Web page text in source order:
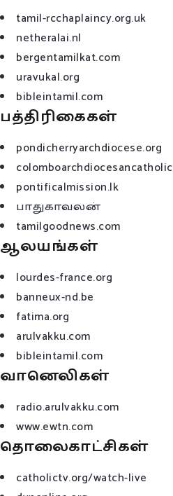
tamil-rcchaplaincy.org.uk
netheralai.nl
bergentamilkat.com
uravukal.org
bibleintamil.com
பத்திரிகைகள்
pondicherryarchdiocese.org
pontificalmission.lk
பாதுகாவலன்
tamilgoodnews.com
ஆலயங்கள்
lourdes-france.org
banneux-nd.be
fatima.org
arulvakku.com
bibleintamil.com
வானெலிகள்
radio.arulvakku.com
www.ewtn.com
தொலைகாட்சிகள்
catholictv.org/watch-live